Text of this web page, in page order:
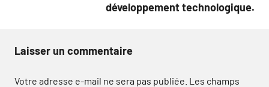
développement technologique.
Laisser un commentaire
Votre adresse e-mail ne sera pas publiée. Les champs